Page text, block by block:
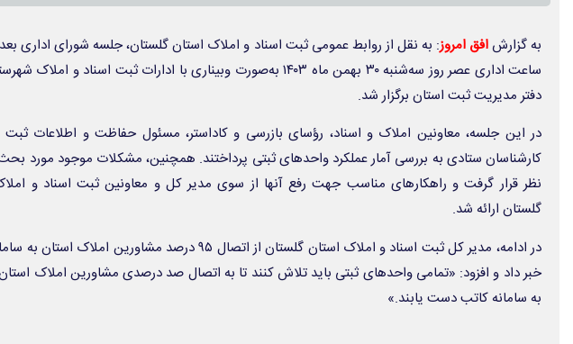
به گزارشافق امروز: به نقل از روابط عمومی ثبت اسناد و املاک استان گلستان، جلسه شورای اداری بعد
ساعت اداری عصر روز سه‌شنبه ۳۰ بهمن ماه ۱۴۰۳ به‌صورت وبیناری با ادارات ثبت اسناد و
دفتر مدیریت ثبت استان برگزار شد.
در این جلسه، معاونین املاک و اسناد، رؤسای بازرسی و کاداستر، مسئول حفاظت و اطلاعات
کارشناسان ستادی به بررسی آمار عملکرد واحدهای ثبتی پرداختند. همچنین، مشکلات موجود مورد
نظر قرار گرفت و راهکارهای مناسب جهت رفع آنها از سوی مدیر کل و معاونین ثبت اسناد و
گلستان ارائه شد.
در ادامه، مدیر کل ثبت اسناد و املاک استان گلستان از اتصال ۹۵ درصد مشاورین املاک
خبر داد و افزود: «تمامی واحدهای ثبتی باید تلاش کنند تا به اتصال صد درصدی مشاورین املاک
به سامانه کاتب دست یابند.»